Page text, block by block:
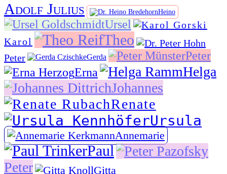
Adolf Julius Heino
Ursel
Karol Theo
Peter Gerda
Peter
Erna
Helga
Johannes
Renate
Ursula
Annemarie
Paul
Peter Gitta